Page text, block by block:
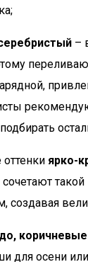
–
ярко-
создавая
коричневые
для осени